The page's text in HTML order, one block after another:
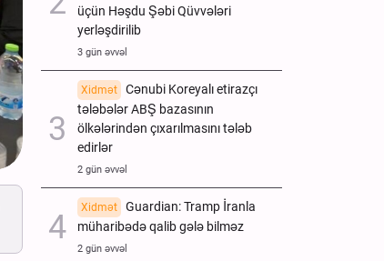
üçün Həşdu Şəbi Qüvvələri
yerləşdirilib
3 gün əvvəl
Xidmət
Cənubi Koreyalı etirazçı
tələbələr ABŞ bazasının
ölkələrindən çıxarılmasını tələb
edirlər
2 gün əvvəl
Xidmət
Guardian: Tramp İranla
müharibədə qalib gələ bilməz
2 gün əvvəl